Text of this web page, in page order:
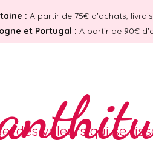
: A partir de 75€ d'achats,
et Portugal : A partir de 90€
des valeurs qui se